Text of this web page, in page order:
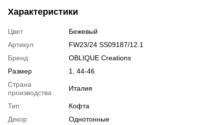
Характеристики
Цвет
Бежевый
Артикул
FW23/24 SS09187/12.1
Бренд
OBLIQUE Creations
Размер
1, 44-46
Страна
производства
Италия
Тип
Кофта
Декор
Однотонные